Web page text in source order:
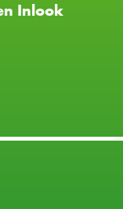
Inlook